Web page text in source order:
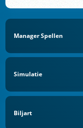
Manager Spellen
Simulatie
Biljart